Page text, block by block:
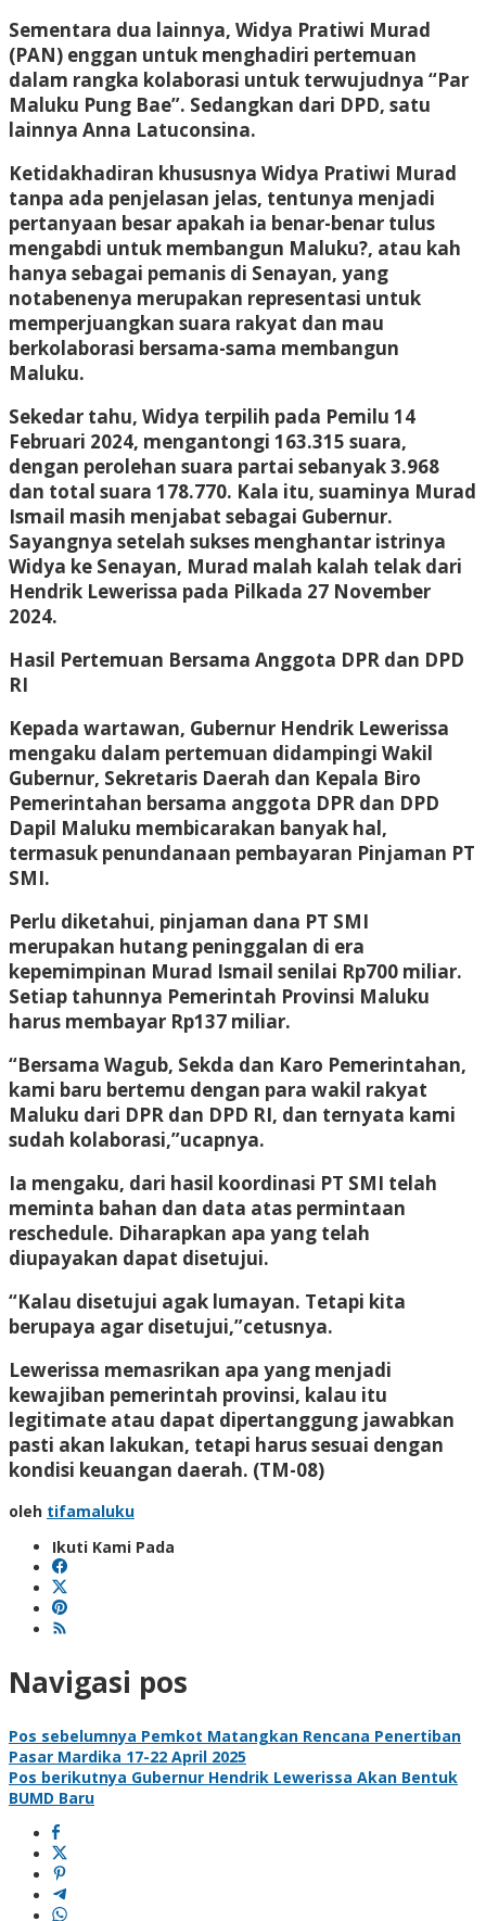
Sementara dua lainnya, Widya Pratiwi Murad
(PAN) enggan untuk menghadiri pertemuan
dalam rangka kolaborasi untuk terwujudnya “Par
Maluku Pung Bae”. Sedangkan dari DPD, satu
lainnya Anna Latuconsina.
Ketidakhadiran khususnya Widya Pratiwi Murad
tanpa ada penjelasan jelas, tentunya menjadi
pertanyaan besar apakah ia benar-benar tulus
mengabdi untuk membangun Maluku?, atau kah
hanya sebagai pemanis di Senayan, yang
notabenenya merupakan representasi untuk
memperjuangkan suara rakyat dan mau
berkolaborasi bersama-sama membangun
Maluku.
Sekedar tahu, Widya terpilih pada Pemilu 14
Februari 2024, mengantongi 163.315 suara,
dengan perolehan suara partai sebanyak 3.968
dan total suara 178.770. Kala itu, suaminya Murad
Ismail masih menjabat sebagai Gubernur.
Sayangnya setelah sukses menghantar istrinya
Widya ke Senayan, Murad malah kalah telak dari
Hendrik Lewerissa pada Pilkada 27 November
2024.
Hasil Pertemuan Bersama Anggota DPR dan DPD
RI
Kepada wartawan, Gubernur Hendrik Lewerissa
mengaku dalam pertemuan didampingi Wakil
Gubernur, Sekretaris Daerah dan Kepala Biro
Pemerintahan bersama anggota DPR dan DPD
Dapil Maluku membicarakan banyak hal,
termasuk penundanaan pembayaran Pinjaman PT
SMI.
Perlu diketahui, pinjaman dana PT SMI
merupakan hutang peninggalan di era
kepemimpinan Murad Ismail senilai Rp700 miliar.
Setiap tahunnya Pemerintah Provinsi Maluku
harus membayar Rp137 miliar.
“Bersama Wagub, Sekda dan Karo Pemerintahan,
kami baru bertemu dengan para wakil rakyat
Maluku dari DPR dan DPD RI, dan ternyata kami
sudah kolaborasi,”ucapnya.
Ia mengaku, dari hasil koordinasi PT SMI telah
meminta bahan dan data atas permintaan
reschedule. Diharapkan apa yang telah
diupayakan dapat disetujui.
“Kalau disetujui agak lumayan. Tetapi kita
berupaya agar disetujui,”cetusnya.
Lewerissa memasrikan apa yang menjadi
kewajiban pemerintah provinsi, kalau itu
legitimate atau dapat dipertanggung jawabkan
pasti akan lakukan, tetapi harus sesuai dengan
kondisi keuangan daerah. (TM-08)
oleh tifamaluku
Ikuti Kami Pada
Navigasi pos
Pos sebelumnya Pemkot Matangkan Rencana Penertiban
Pasar Mardika 17-22 April 2025
Pos berikutnya Gubernur Hendrik Lewerissa Akan Bentuk
BUMD Baru